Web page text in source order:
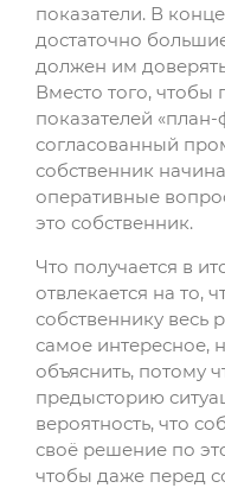
показатели. В
достаточно
должен им
Вместо того, чтобы
показателей
согласованный
собственник
оперативные
это собственник.
Что получается в
отвлекается на то,
собственнику весь
самое интересное,
объяснить, потому
предысторию
вероятность, что
своё решение по
чтобы даже перед